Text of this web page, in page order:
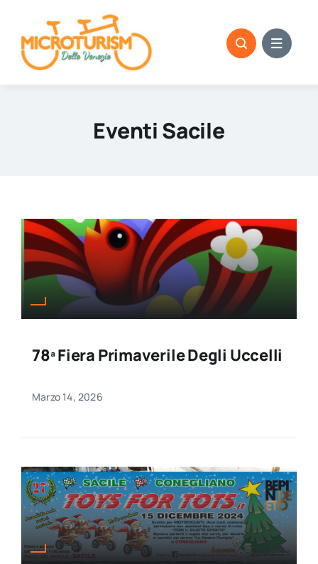
content
Eventi Sacile
78ª Fiera Primaverile Degli Uccelli
Marzo 14, 2026